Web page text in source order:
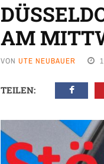
AM
VON UTE NEUBAUER
TEILEN: